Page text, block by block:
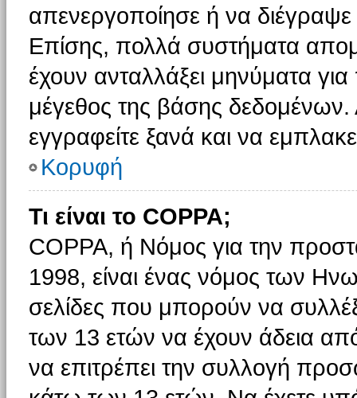
απενεργοποίησε ή να
Επίσης, πολλά συστήματα
έχουν ανταλλάξει μηνύματα
μέγεθος της βάσης
εγγραφείτε ξανά και να
Κορυφή
Τι είναι το COPPA;
COPPA, ή Νόμος για την
1998, είναι ένας νόμος των
σελίδες που μπορούν να
των 13 ετών να έχουν άδεια
να επιτρέπει την συλλογή